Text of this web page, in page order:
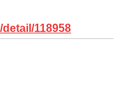
118958